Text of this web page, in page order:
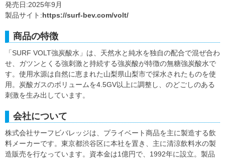
発売日:2025年9月
製品サイト:https://surf-bev.com/volt/
商品の特徴
「SURF VOLT強炭酸水」は、天然水と純水を独自の配合で混ぜ合わ
せ、ガツンとくる強刺激と持続する強炭酸が特徴の無糖強炭酸水で
す。使用水源は自然に恵まれた山梨県山梨市で採水されたものを使
用。炭酸ガスのボリュームを4.5GV以上に調整し、のどごしのある
刺激を生み出しています。
会社について
株式会社サーフビバレッジは、プライベート商品を主に製造する飲
料メーカーです。東京都渋谷区に本社を置き、主に清涼飲料水の製
造販売を行なっています。資本金は1億円で、1992年に設立。製品